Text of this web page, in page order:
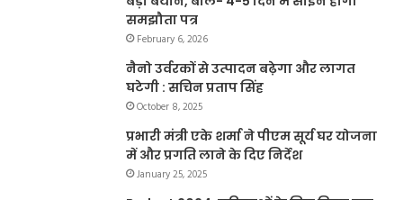
समझौता पत्र
February 6, 2026
नैनो उर्वरकों से उत्पादन बढ़ेगा और लागत
घटेगी : सचिन प्रताप सिंह
October 8, 2025
प्रभारी मंत्री एके शर्मा ने पीएम सूर्य घर योजना
में और प्रगति लाने के दिए निर्देश
January 25, 2025